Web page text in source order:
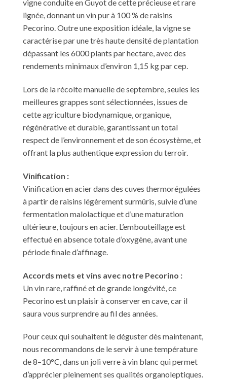
vigne conduite en Guyot de cette précieuse et rare
lignée, donnant un vin pur à 100 % de raisins
Pecorino. Outre une exposition idéale, la vigne se
caractérise par une très haute densité de plantation
dépassant les 6000 plants par hectare, avec des
rendements minimaux d’environ 1,15 kg par cep.
Lors de la récolte manuelle de septembre, seules les
meilleures grappes sont sélectionnées, issues de
cette agriculture biodynamique, organique,
régénérative et durable, garantissant un total
respect de l’environnement et de son écosystème, et
offrant la plus authentique expression du terroir.
Vinification :
Vinification en acier dans des cuves thermorégulées
à partir de raisins légèrement surmûris, suivie d’une
fermentation malolactique et d’une maturation
ultérieure, toujours en acier. L’embouteillage est
effectué en absence totale d’oxygène, avant une
période finale d’affinage.
Accords mets et vins avec notre Pecorino :
Un vin rare, raffiné et de grande longévité, ce
Pecorino est un plaisir à conserver en cave, car il
saura vous surprendre au fil des années.
Pour ceux qui souhaitent le déguster dès maintenant,
nous recommandons de le servir à une température
de 8–10°C, dans un joli verre à vin blanc qui permet
d’apprécier pleinement ses qualités organoleptiques.